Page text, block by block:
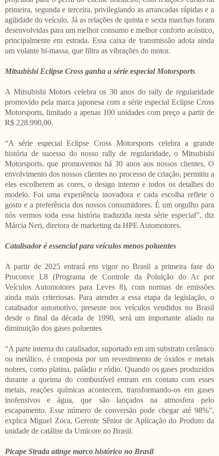
primeira, segunda e terceira, privilegiando as arrancadas rápidas e a
agilidade do veículo. Já as relações de quinta e sexta marchas foram
desenvolvidas para um melhor consumo e melhor conforto acústico,
principalmente em estrada. Essa caixa de transmissão adota ainda
um volante bi-massa, que filtra as vibrações do motor.
Mitsubishi Eclipse Cross ganha a série especial Motorsports
A Mitsubishi Motors celebra os 30 anos do rally de regularidade
promovido pela marca japonesa com a série especial Eclipse Cross
Motorsports, limitado a apenas 100 unidades com preço a partir de
R$ 228.990,00.
“A série especial Eclipse Cross Motorsports celebra a grande
história de sucesso do nosso rally de regularidade, o Mitsubishi
Motorsports, que promovemos há 30 anos aos nossos clientes. O
envolvimento dos nossos clientes no processo de criação, permitiu a
eles escolherem as cores, o design interno e todos os detalhes do
modelo. Foi uma experiência inovadora e cada escolha reflete o
gosto e a preferência dos nossos consumidores. É um orgulho para
nós vermos toda essa história traduzida nesta série especial”, diz
Márcia Neri, diretora de marketing da HPE Automotores.
Catalisador é essencial para veículos menos poluentes
A partir de 2025 entrará em vigor no Brasil a primeira fase do
Proconve L8 (Programa de Controle da Poluição do Ar por
Veículos Automotores para Leves 8), com normas de emissões
ainda mais criteriosas. Para atender a essa etapa da legislação, o
catalisador automotivo, presente nos veículos vendidos no Brasil
desde o final da década de 1990, será um importante aliado na
diminuição dos gases poluentes
“A parte interna do catalisador, suportado em um substrato cerâmico
ou metálico, é composta por um revestimento de óxidos e metais
nobres, como platina, paládio e ródio. Quando os gases produzidos
durante a queima do combustível entram em contato com esses
metais, reações químicas acontecem, transformando-os em gases
inofensivos e água, que são lançados na atmosfera pelo
escapamento. Esse número de conversão pode chegar até 98%”,
explica Miguel Zoca, Gerente Sênior de Aplicação do Produto da
unidade de catálise da Umicore no Brasil.
Picape Strada atinge marco histórico no Brasil